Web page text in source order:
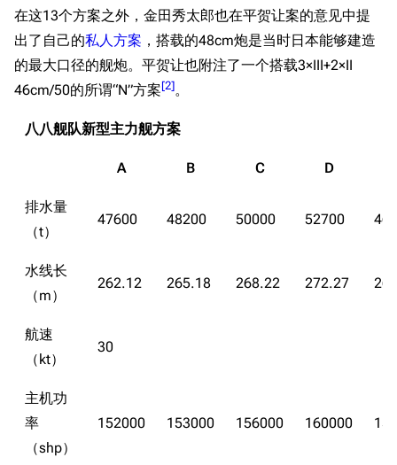
在这13个方案之外，金田秀太郎也在平贺让案的意见中提
出了自己的私人方案 ，搭载的48cm炮是当时日本能够建造
的最大口径的舰炮。平贺让也附注了一个搭载3×III+2×II
46cm/50的所谓“N”方案[2]。
八八舰队新型主力舰方案
A B C D
排水量
（t）
47600 48200 50000 52700
水线长
（m）
262.12 265.18 268.22 272.27
航速
（kt）
30
主机功
率
（shp）
152000 153000 156000 160000